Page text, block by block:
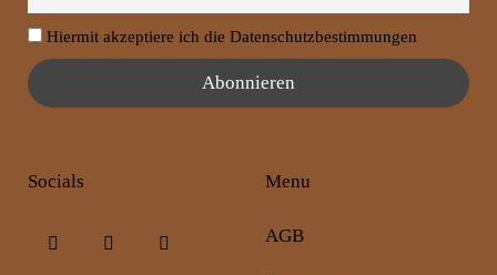
Hiermit akzeptiere ich die Datenschutzbestimmungen
Socials Menu
AGB